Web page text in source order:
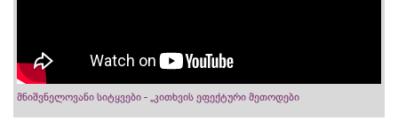
მნიშვნელოვანი სიტყვები - „კითხვის ეფექტური მეთოდები